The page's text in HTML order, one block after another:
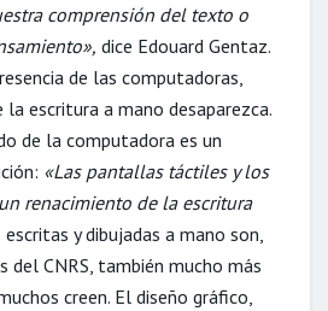
comprensión del texto o
dice Edouard Gentaz.
de las computadoras,
escritura a mano desaparezca.
de la computadora es un
«Las pantallas táctiles y los
renacimiento de la escritura
escritas y dibujadas a mano son,
del CNRS, también mucho más
creen. El diseño gráfico,